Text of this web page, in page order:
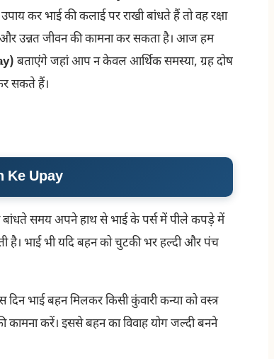
कर भाई की कलाई पर राखी बांधते हैं तो वह रक्षा
उन्नत जीवन की कामना कर सकता है। आज हम
बताएंगे जहां आप न केवल आर्थिक समस्या, ग्रह दोष
सकते हैं।
Ke Upay
बांधते समय अपने हाथ से भाई के पर्स में पीले कपड़े में
है। भाई भी यदि बहन को चुटकी भर हल्दी और पंच
दिन भाई बहन मिलकर किसी कुंवारी कन्या को वस्त्र
कामना करें। इससे बहन का विवाह योग जल्दी बनने